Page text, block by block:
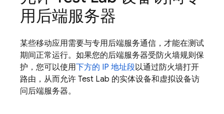
用后端服务器
某些移动应用需要与专用后端服务通信，才能在测试
期间正常运行。如果您的后端服务器受防火墙规则保
护，您可以使用下方的 IP 地址段以通过防火墙打开
路由，从而允许 Test Lab 的实体设备和虚拟设备访
问后端服务器。